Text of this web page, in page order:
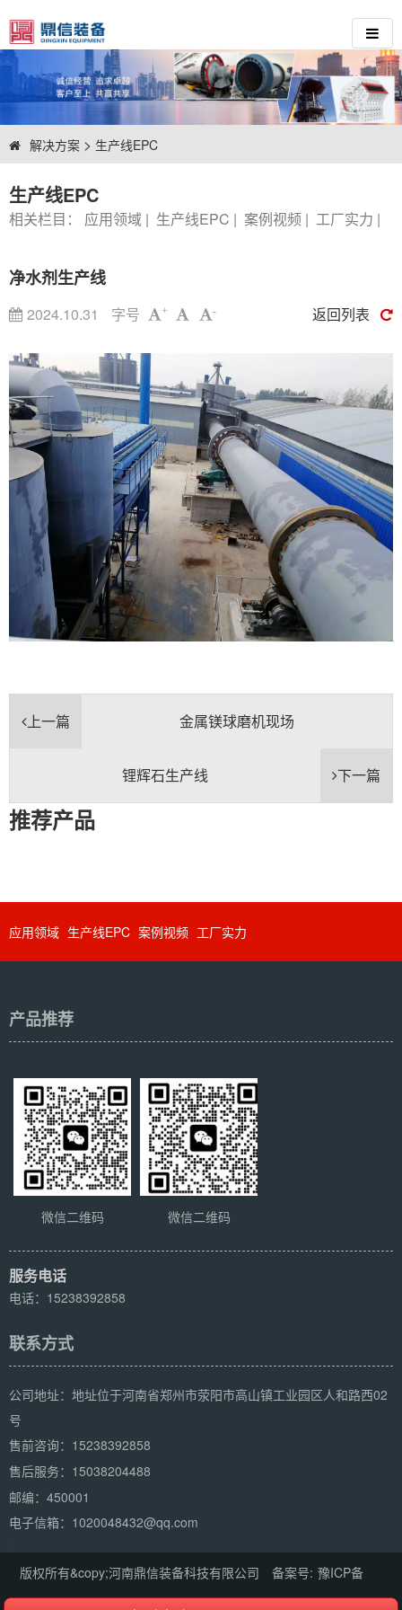
解决方案 > 生产线EPC
生产线EPC
相关栏目： 应用领域 | 生产线EPC | 案例视频 | 工厂实力 |
净水剂生产线
2024.10.31 字号 + - 返回列表
上一篇 金属镁球磨机现场
下一篇
锂辉石生产线
推荐产品
应用领域 生产线EPC 案例视频 工厂实力
产品推荐
微信二维码 微信二维码
服务电话
电话：15238392858
联系方式
公司地址：地址位于河南省郑州市荥阳市高山镇工业园区人和路西02
号
售前咨询： 15238392858
售后服务： 15038204488
邮编：450001
电子信箱：1020048432@qq.com
版权所有&copy;河南鼎信装备科技有限公司 备案号: 豫ICP备